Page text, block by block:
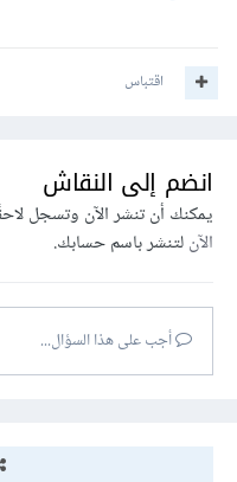
اقتباس
انضم إلى النقاش
يمكنك أن تنشر الآن وتسجل
الآنلتنشر باسم حسابك.
أجب على هذا السؤال...